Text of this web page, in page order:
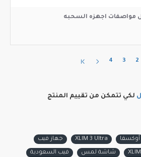
مواصفات اجهزه السحبه
2
3
4
لكي تتمكن من تقييم المنتج
أوكسفا XLIM 3 Ultra جهاز فيب
شاشة لمس فيب السعودية